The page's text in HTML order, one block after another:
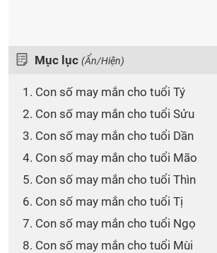
Mục lục (Ẩn/Hiện)
1. Con số may mắn cho tuổi Tý
2. Con số may mắn cho tuổi Sửu
3. Con số may mắn cho tuổi Dần
4. Con số may mắn cho tuổi Mão
5. Con số may mắn cho tuổi Thìn
6. Con số may mắn cho tuổi Tị
7. Con số may mắn cho tuổi Ngọ
8. Con số may mắn cho tuổi Mùi